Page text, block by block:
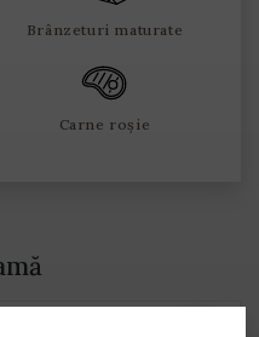
Brânzeturi maturate
Carne roșie